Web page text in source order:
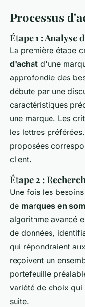
Processus
Étape 1 : Analyse
La première étape
d'achat d'une
approfondie des
débute par une
caractéristiques
une marque. Les
les lettres
proposées
client.
Étape 2 :
Une fois les
de marques en
algorithme avancé
de données,
qui répondraient
reçoivent un
portefeuille
variété de choix qui
suite.